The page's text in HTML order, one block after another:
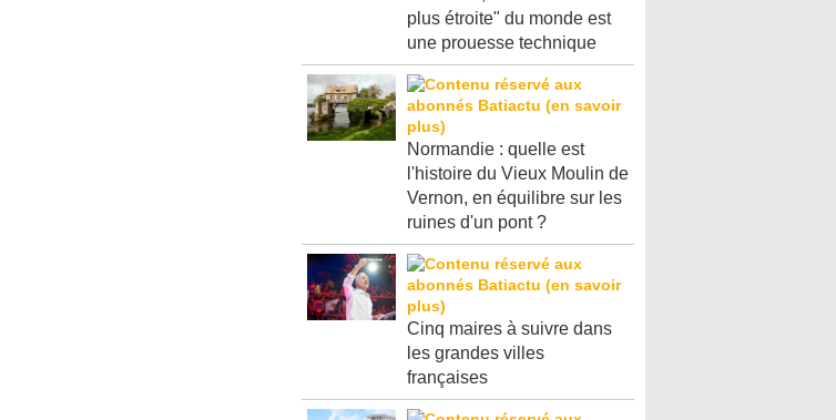
plus étroite" du monde est
une prouesse technique
Normandie : quelle est
l'histoire du Vieux Moulin de
Vernon, en équilibre sur les
ruines d'un pont ?
Cinq maires à suivre dans
les grandes villes
françaises